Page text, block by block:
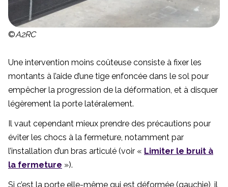
©A2RC
Une intervention moins coûteuse consiste à fixer les
montants à l’aide d’une tige enfoncée dans le sol pour
empêcher la progression de la déformation, et à disquer
légèrement la porte latéralement.
Il vaut cependant mieux prendre des précautions pour
éviter les chocs à la fermeture, notamment par
l’installation d’un bras articulé (voir « Limiter le bruit à
la fermeture »).
Si c’est la porte elle-même qui est déformée (gauchie), il